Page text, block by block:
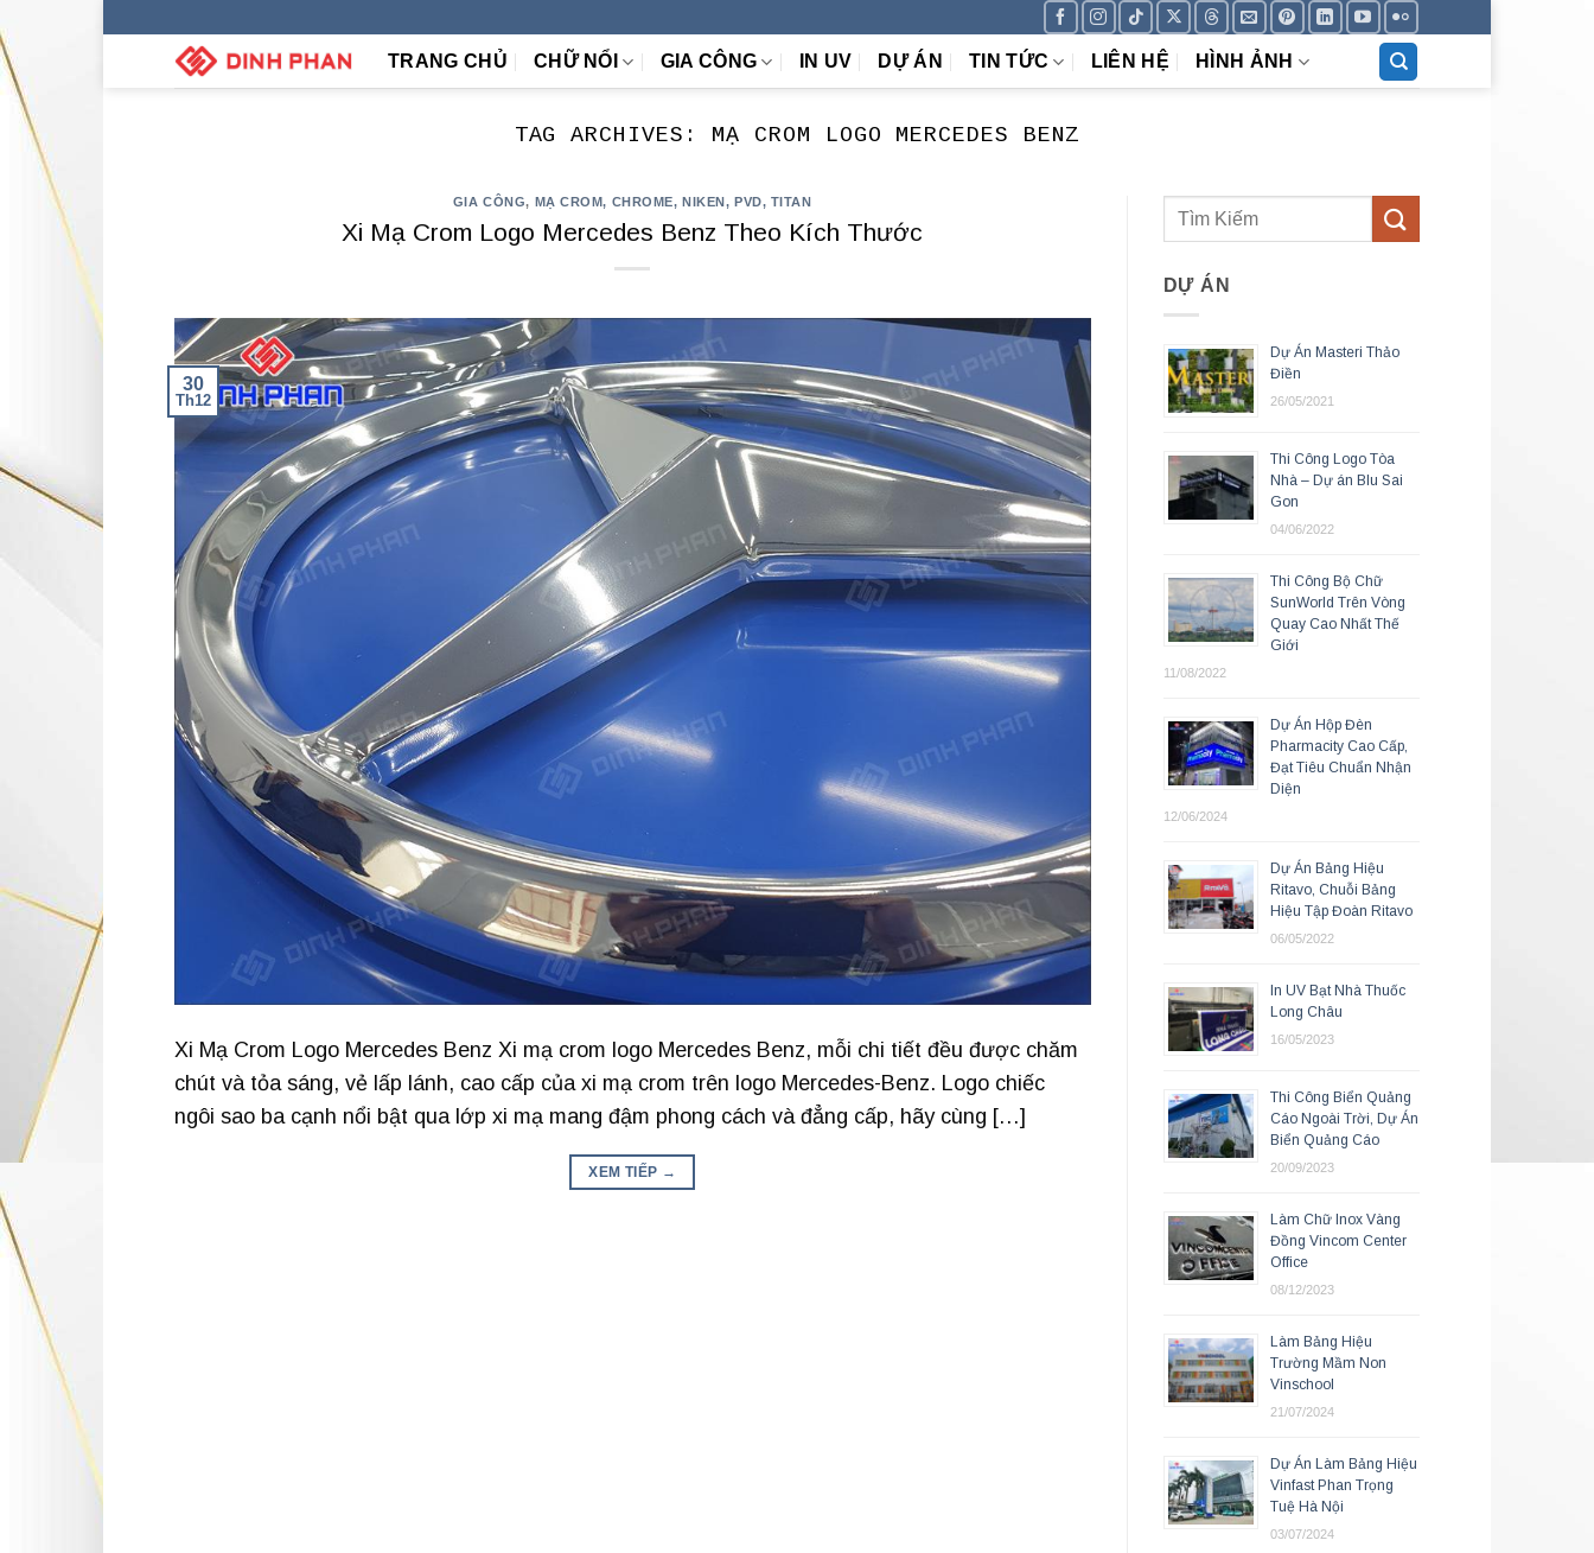
TRANG CHỦ CHỮ NỔI GIA CÔNG IN UV DỰ ÁN TIN TỨC LIÊN HỆ HÌNH ẢNH
TAG ARCHIVES: MẠ CROM LOGO MERCEDES BENZ
GIA CÔNG, MẠ CROM, CHROME, NIKEN, PVD, TITAN
Xi Mạ Crom Logo Mercedes Benz Theo Kích Thước
30
Th12
Xi Mạ Crom Logo Mercedes Benz Xi mạ crom logo Mercedes Benz, mỗi chi tiết đều được chăm
chút và tỏa sáng, vẻ lấp lánh, cao cấp của xi mạ crom trên logo Mercedes-Benz. Logo chiếc
ngôi sao ba cạnh nổi bật qua lớp xi mạ mang đậm phong cách và đẳng cấp, hãy cùng […]
XEM TIẾP →
DỰ ÁN
Dự Án Masteri Thảo
Điền
26/05/2021
Thi Công Logo Tòa
Nhà – Dự án Blu Sai
Gon
04/06/2022
Thi Công Bộ Chữ
SunWorld Trên Vòng
Quay Cao Nhất Thế
Giới
11/08/2022
Dự Án Hộp Đèn
Pharmacity Cao Cấp,
Đạt Tiêu Chuẩn Nhận
Diện
12/06/2024
Dự Án Bảng Hiệu
Ritavo, Chuỗi Bảng
Hiệu Tập Đoàn Ritavo
06/05/2022
In UV Bạt Nhà Thuốc
Long Châu
16/05/2023
Thi Công Biển Quảng
Cáo Ngoài Trời, Dự Án
Biển Quảng Cáo
20/09/2023
Làm Chữ Inox Vàng
Đồng Vincom Center
Office
08/12/2023
Làm Bảng Hiệu
Trường Mầm Non
Vinschool
21/07/2024
Dự Án Làm Bảng Hiệu
Vinfast Phan Trọng
Tuệ Hà Nội
03/07/2024